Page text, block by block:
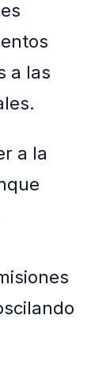
a las
a la